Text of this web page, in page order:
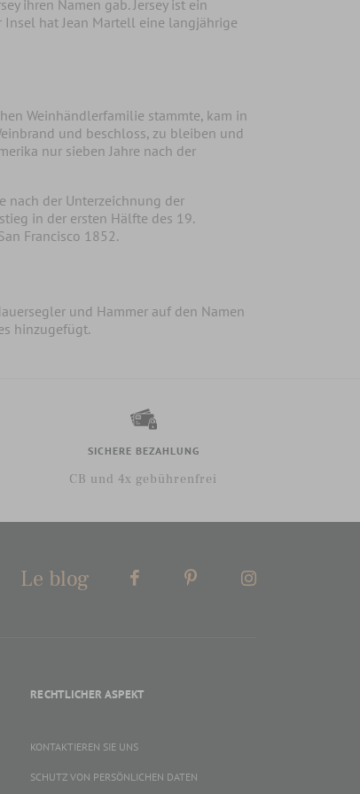
ihren Namen gab. Jersey ist ein
Insel hat Jean Martell eine langjährige
Weinhändlerfamilie stammte, kam in
und beschloss, zu bleiben und
nur sieben Jahre nach der
nach der Unterzeichnung der
in der ersten Hälfte des 19.
Francisco 1852.
und Hammer auf den Namen
hinzugefügt.
SICHERE BEZAHLUNG
CB und 4x gebührenfrei
Le blog
RECHTLICHER ASPEKT
KONTAKTIEREN SIE UNS
SCHUTZ VON PERSÖNLICHEN DATEN